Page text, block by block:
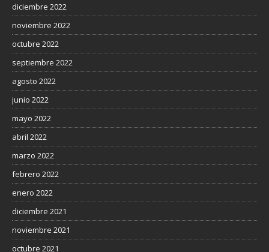
diciembre 2022
noviembre 2022
octubre 2022
septiembre 2022
agosto 2022
junio 2022
mayo 2022
abril 2022
marzo 2022
febrero 2022
enero 2022
diciembre 2021
noviembre 2021
octubre 2021